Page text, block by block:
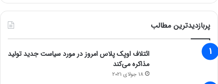
پربازدیدترین مطالب
ائتلاف اوپک پلاس امروز در مورد سیاست جدید تولید
مذاکره می‌کند
18 جولای 2021